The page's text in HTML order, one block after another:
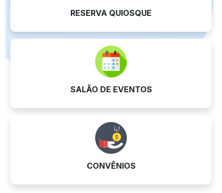
RESERVA QUIOSQUE
SALÃO DE EVENTOS
CONVÊNIOS